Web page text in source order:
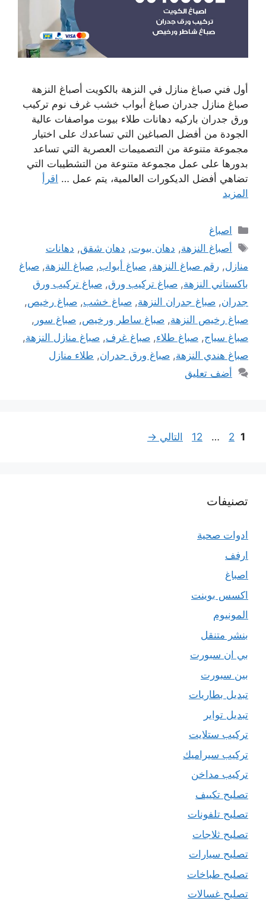
أول فني صباغ منازل في النزهة بالكويت أصباغ النزهة
صباغ منازل جدران صباغ أبواب خشب غرف نوم تركيب
ورق جدران باركيه دهانات طلاء بيوت مواصفات عالية
الجودة من أفضل الصباغين التي تساعدك على اختيار
مجموعة متنوعة من التصميمات العصرية التي تساعد
بدورها على عمل مجموعة متنوعة من التشطيبات التي
تضاهي أفضل الديكورات العالمية، يتم عمل … اقرأ
المزيد
التصنيفات
اصباغ
الوسوم
أصباغ النزهة, دهان بيوت, دهان شقق, دهانات
منازل, رقم صباغ النزهة, صباغ أبواب, صباغ النزهة, صباغ
باكستاني النزهة, صباغ تركيب ورق, صباغ تركيب ورق
جدران, صباغ جدران النزهة, صباغ خشب, صباغ رخيص,
صباغ رخيص النزهة, صباغ ساطر ورخيص, صباغ سور ,
صباغ سياج, صباغ طلاء, صباغ غرف, صباغ منازل النزهة,
صباغ هندي النزهة, صباغ ورق جدران, طلاء منازل
أضف تعليق
Page
1
Page
2
…
Page
12 التالي →
تصنيفات
ادوات صحية
ارفف
اصباغ
اكسس بوينت
المونيوم
بنشر متنقل
بي ان سبورت
بين سبورت
تبديل بطاريات
تبديل تواير
تركيب ستلايت
تركيب سيراميك
تركيب مداخن
تصليح تكييف
تصليح تلفونات
تصليح ثلاجات
تصليح سيارات
تصليح طباخات
تصليح غسالات